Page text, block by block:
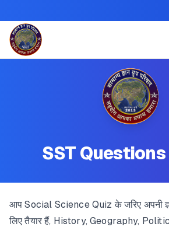
SST Questions
आप Social Science Quiz के जरिए अपनी
लिए तैयार हैं, History, Geography,